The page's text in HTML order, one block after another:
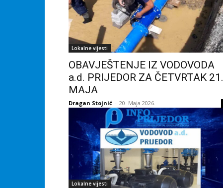
Lokalne vijesti
OBAVJEŠTENJE IZ VODOVODA
a.d. PRIJEDOR ZA ČETVRTAK 21.
MAJA
Dragan Stojnić - 20. Maja 2026.
Lokalne vijesti